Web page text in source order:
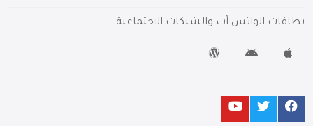
بطاقات الواتس آب والشبكات الاجتماعية